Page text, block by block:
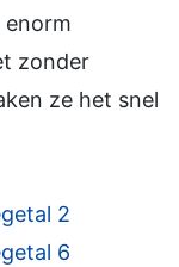
enorm
zonder
ze het snel
2
6